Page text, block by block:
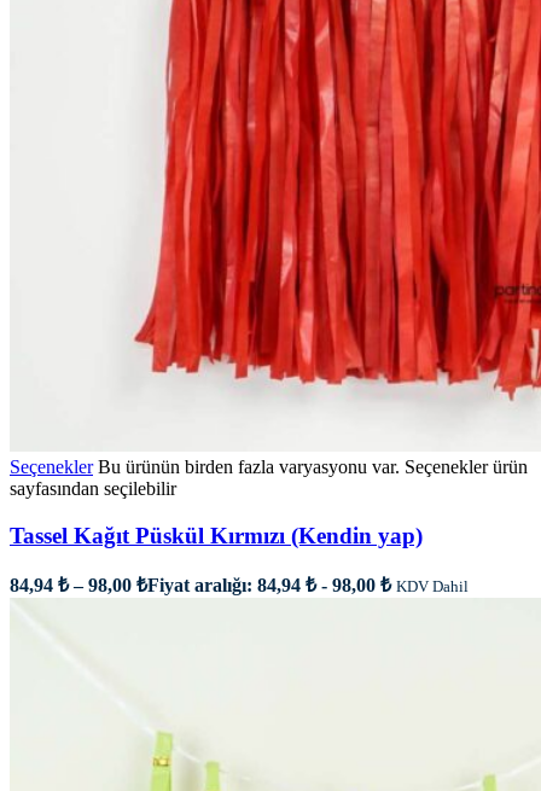
SeçeneklerBu ürünün birden fazla varyasyonu var. Seçenekler ürün
sayfasından seçilebilir
Tassel Kağıt Püskül Kırmızı (Kendin yap)
84,94 ₺ –98,00 ₺Fiyat aralığı: 84,94 ₺ - 98,00 ₺ KDV Dahil